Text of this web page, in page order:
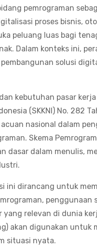
pemrograman
proses bisnis,
peluang luas bagi
Dalam konteks ini,
solusi
kebutuhan pasar
(SKKNI) No. 282
nasional dalam
Skema
dasar dalam menulis,
ini dirancang untuk
yang relevan di dunia
akan digunakan
situasi nyata.